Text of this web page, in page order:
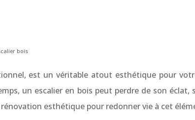
bois
est un véritable atout esthétique pour
un escalier en bois peut perdre de son
esthétique pour redonner vie à cet